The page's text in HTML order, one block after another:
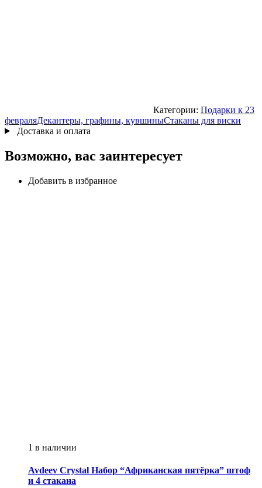
Категории: Подарки к 23
февраляДекантеры, графины, кувшиныСтаканы для виски
Доставка и оплата
Возможно, вас заинтересует
Добавить в избранное
1 в наличии
Avdeev Crystal Набор “Африканская пятёрка” штоф
и 4 стакана